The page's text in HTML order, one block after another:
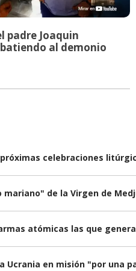
padre Joaquin
al demonio
celebraciones
de la Virgen de
atómicas las que
Ucrania en misión "por una